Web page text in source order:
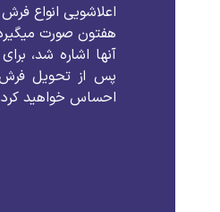
اعلاشویی انواع فرش
هفتون صورت
آنها اشاره شد، برای
پس از تحویل
احساس خواهید کرد